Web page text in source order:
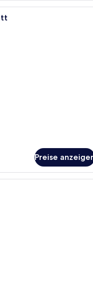
Ein modernes Hotelzimmer
Preise